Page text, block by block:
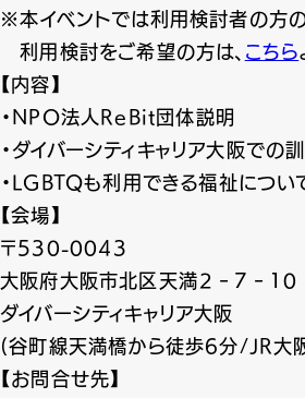
※本イベントでは利用検討者の方の
利用検討をご希望の方は、 こちら
【内容】
・NPO法人ReBit団体説明
・ダイバーシティキャリア大阪での
・LGBTQも利用できる福祉につい
【会場】
〒530-0043
大阪府大阪市北区天満２‐7‐10
ダイバーシティキャリア大阪
(谷町線天満橋から徒歩6分/JR大
【お問合せ先】